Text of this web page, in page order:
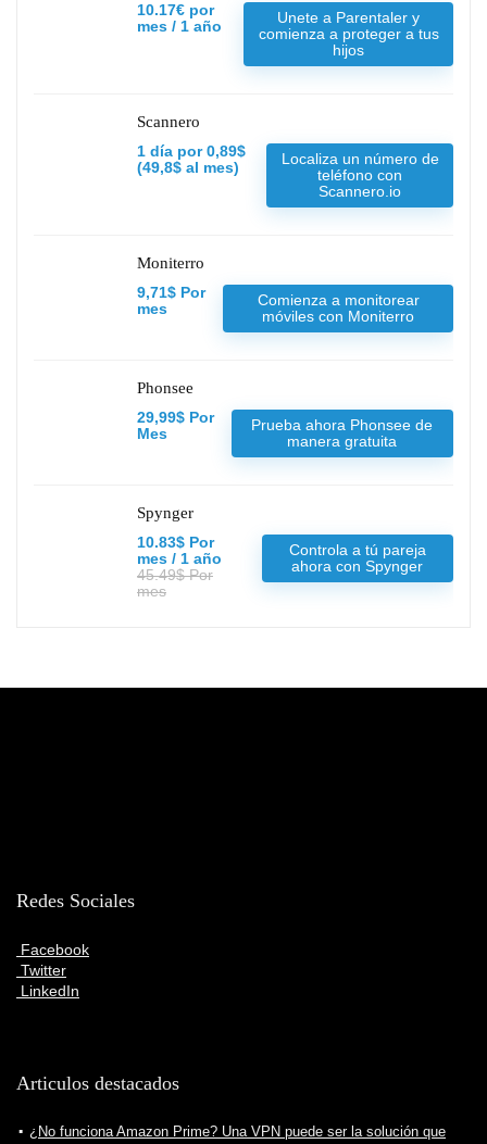
10.17€ por
mes / 1 año
Unete a Parentaler y
comienza a proteger a tus
hijos
Scannero
1 día por 0,89$
(49,8$ al mes)
Localiza un número de
teléfono con
Scannero.io
Moniterro
9,71$ Por
mes
Comienza a monitorear
móviles con Moniterro
Phonsee
29,99$ Por
Mes
Prueba ahora Phonsee de
manera gratuita
Spynger
10.83$ Por
mes / 1 año
45.49$ Por
mes
Controla a tú pareja
ahora con Spynger
Redes Sociales
Facebook
Twitter
LinkedIn
Articulos destacados
¿No funciona Amazon Prime? Una VPN puede ser la solución que